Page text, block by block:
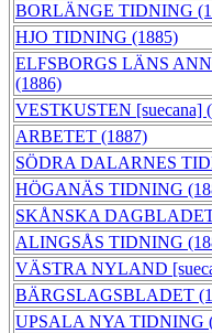
BORLÄNGE TIDNING
HJO TIDNING (1885)
ELFSBORGS LÄNS
(1886)
VESTKUSTEN [suecana]
ARBETET (1887)
SÖDRA DALARNES
HÖGANÄS TIDNING
SKÅNSKA
ALINGSÅS TIDNING
VÄSTRA NYLAND
BÄRGSLAGSBLADET
UPSALA NYA TIDNING